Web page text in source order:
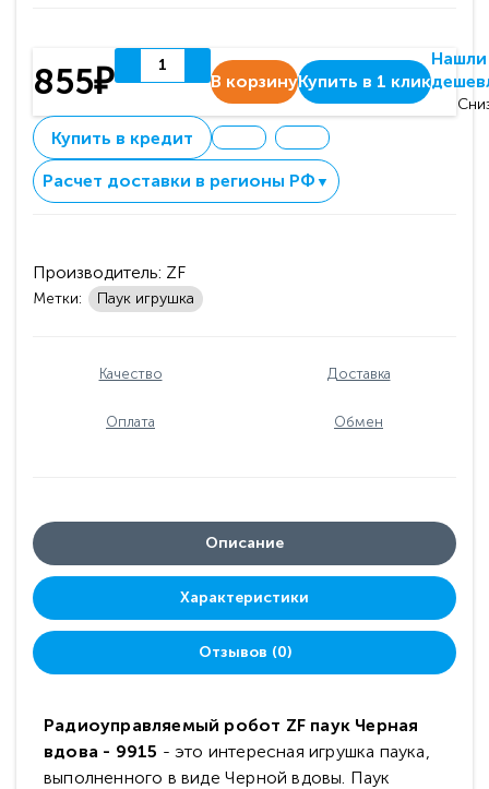
855₽ В корзинуКупить в 1 клик
Нашли
Купить в кредит
Расчет доставки в регионы РФ ▼
Производитель: ZF
Метки: Паук игрушка
Качество Доставка
Оплата Обмен
Описание
Характеристики
Отзывов (0)
Радиоуправляемый робот ZF паук Черная
вдова - 9915 - это интересная игрушка паука,
выполненного в виде Черной вдовы. Паук